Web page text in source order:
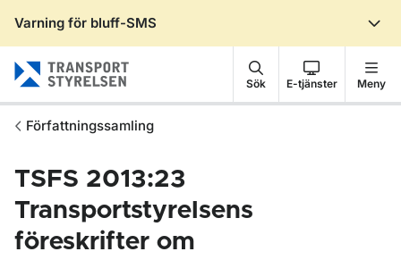
Varning för bluff-SMS
Sök E-tjänster Meny
Författningssamling
TSFS 2013:23
Transportstyrelsens
föreskrifter om